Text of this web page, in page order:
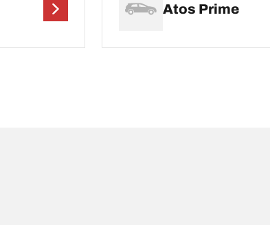
Atos Prime